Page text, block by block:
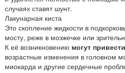
случаях ставят шунт.
Лакунарная киста
Это скопление жидкости в
мосту, реже в мозжечке или
К её возникновению могут привести
возрастные изменения в головном
миокарда и другие сердечные